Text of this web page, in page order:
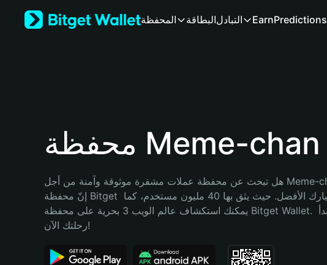
Bahasa Indonesia
Português (Brasil)
المحفظة البطاقةالتبادل EarnPredictions
محفظة Meme-chan
هل تبحث عن محفظة عملات مشفرة موثوقة وآمنة من أجل Meme-chan؟
إنّ محفظة Bitget خيارك الأفضل. حيث يثق بها 40 مليون مستخدم، كما
يمكنك استكشاف عالم الويب 3 بحرية على محفظة Bitget Wallet. ابدأ
رحلتك الآن!